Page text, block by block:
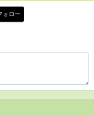
ォロー